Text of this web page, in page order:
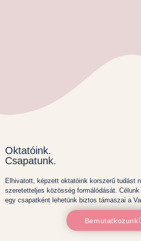
Oktatóink.
Csapatunk.
Elhivatott, képzett oktatóink korszerű tudást
szeretetteljes közösség formálódását.
egy csapatként lehetünk biztos támaszai a
Bemutatkozunk